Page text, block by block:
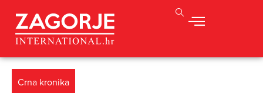
Crna kronika